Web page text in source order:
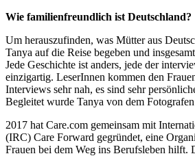
Wie familienfreundlich ist Deutschland?
Um herauszufinden, was Mütter aus
Tanya auf die Reise begeben und
Jede Geschichte ist anders, jede der
einzigartig. LeserInnen kommen den
Interviews sehr nah, es sind sehr
Begleitet wurde Tanya von dem Fotografen
2017 hat Care.com gemeinsam mit
(IRC) Care Forward gegründet, eine
Frauen bei dem Weg ins Berufsleben hilft.